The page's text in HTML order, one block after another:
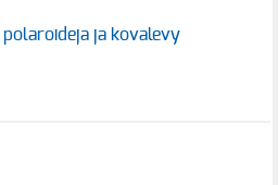
ja kovalevy